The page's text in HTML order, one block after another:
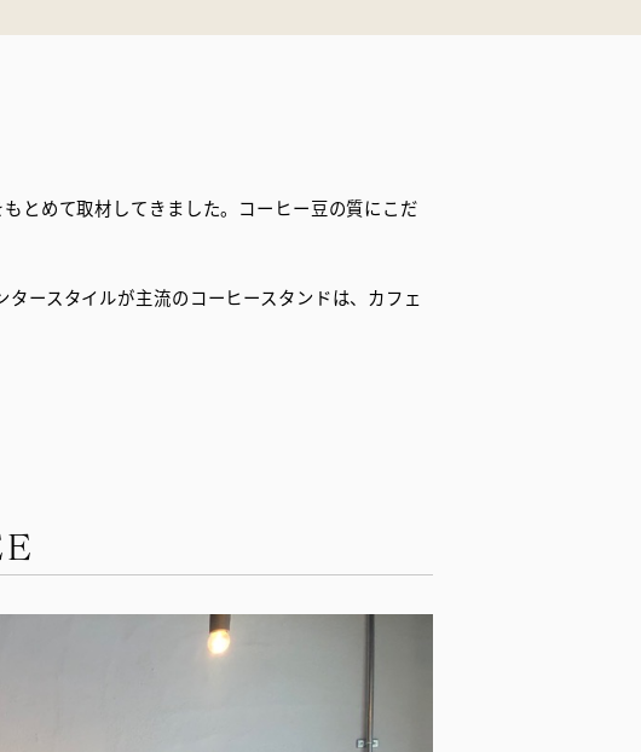
とめて取材してきました。コーヒー豆の質にこだ
ースタイルが主流のコーヒースタンドは、カフェ